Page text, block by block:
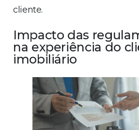
cliente.
Impacto das
na experiência do
imobiliário